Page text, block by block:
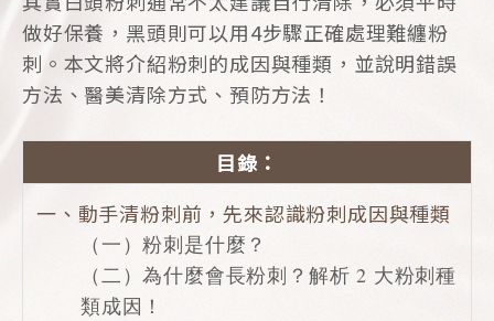
做好保養，黑頭則可以用4步驟正確處理難纏粉
刺。本文將介紹粉刺的成因與種類，並說明錯誤
方法、醫美清除方式、預防方法！
目錄：
一、動手清粉刺前，先來認識粉刺成因與種類
（一）粉刺是什麼？
（二）為什麼會長粉刺？解析 2 大粉刺種
類成因！